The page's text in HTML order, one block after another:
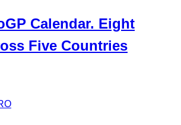
Calendar. Eight
Five Countries